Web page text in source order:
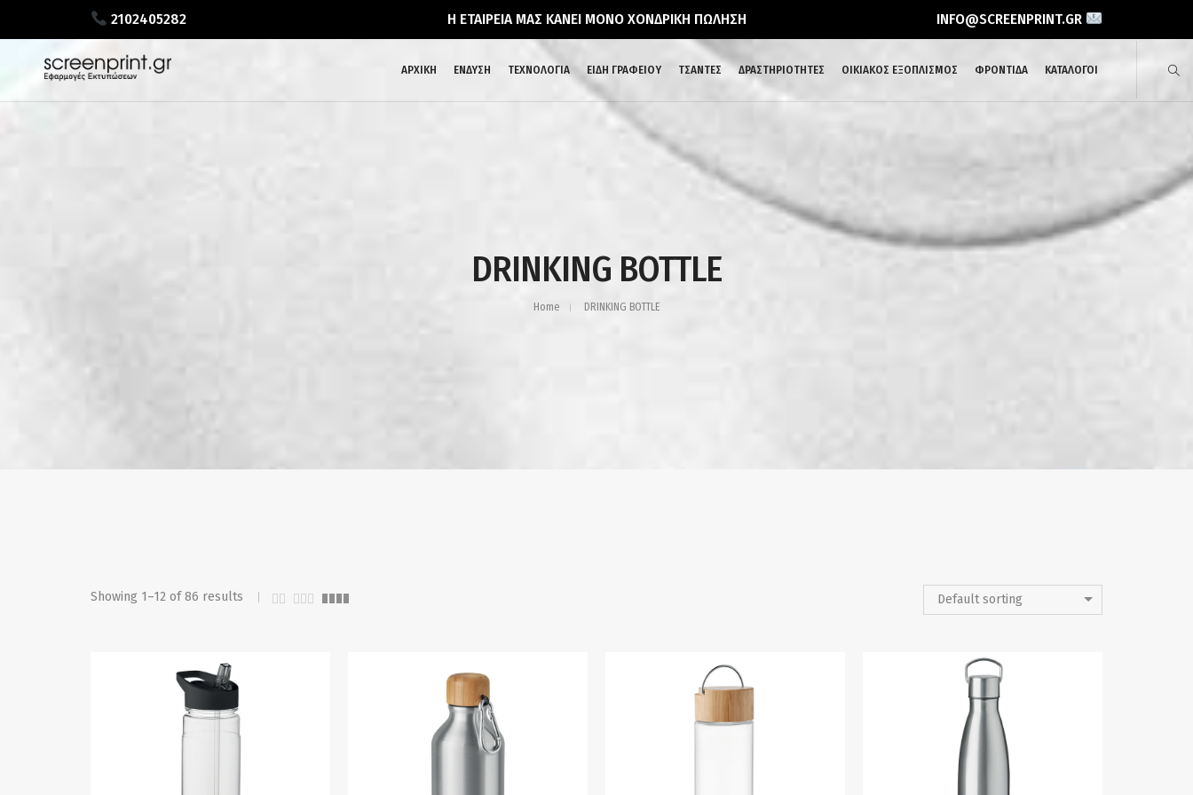
2102405282 Η ΕΤΑΙΡΕΙΑ ΜΑΣ ΚΑΝΕΙ ΜΟΝΟ ΧΟΝΔΡΙΚΗ ΠΩΛΗΣΗ INFO@SCREENPRINT.GR
ΑΡΧΙΚΗ ΕΝΔΥΣΗ ΤΕΧΝΟΛΟΓΙΑ ΕΙΔΗ ΓΡΑΦΕΙΟΥ ΤΣΑΝΤΕΣ ΔΡΑΣΤΗΡΙΟΤΗΤΕΣ ΟΙΚΙΑΚΟΣ ΕΞΟΠΛΙΣΜΟΣ ΦΡΟΝΤΙΔΑ ΚΑΤΑΛΟΓΟΙ
DRINKING BOTTLE
Home DRINKING BOTTLE
Showing 1–12 of 86 results Default sorting